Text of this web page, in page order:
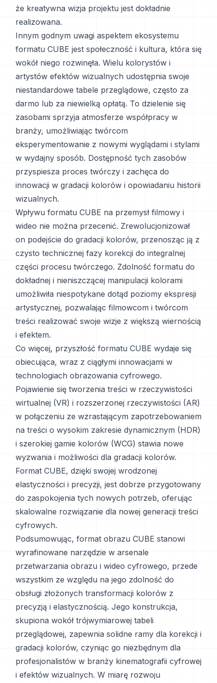
że kreatywna wizja projektu jest dokładnie
realizowana.
Innym godnym uwagi aspektem ekosystemu
formatu CUBE jest społeczność i kultura, która się
wokół niego rozwinęła. Wielu kolorystów i
artystów efektów wizualnych udostępnia swoje
niestandardowe tabele przeglądowe, często za
darmo lub za niewielką opłatą. To dzielenie się
zasobami sprzyja atmosferze współpracy w
branży, umożliwiając twórcom
eksperymentowanie z nowymi wyglądami i stylami
w wydajny sposób. Dostępność tych zasobów
przyspiesza proces twórczy i zachęca do
innowacji w gradacji kolorów i opowiadaniu historii
wizualnych.
Wpływu formatu CUBE na przemysł filmowy i
wideo nie można przecenić. Zrewolucjonizował
on podejście do gradacji kolorów, przenosząc ją z
czysto technicznej fazy korekcji do integralnej
części procesu twórczego. Zdolność formatu do
dokładnej i nieniszczącej manipulacji kolorami
umożliwiła niespotykane dotąd poziomy ekspresji
artystycznej, pozwalając filmowcom i twórcom
treści realizować swoje wizje z większą wiernością
i efektem.
Co więcej, przyszłość formatu CUBE wydaje się
obiecująca, wraz z ciągłymi innowacjami w
technologiach obrazowania cyfrowego.
Pojawienie się tworzenia treści w rzeczywistości
wirtualnej (VR) i rozszerzonej rzeczywistości (AR)
w połączeniu ze wzrastającym zapotrzebowaniem
na treści o wysokim zakresie dynamicznym (HDR)
i szerokiej gamie kolorów (WCG) stawia nowe
wyzwania i możliwości dla gradacji kolorów.
Format CUBE, dzięki swojej wrodzonej
elastyczności i precyzji, jest dobrze przygotowany
do zaspokojenia tych nowych potrzeb, oferując
skalowalne rozwiązanie dla nowej generacji treści
cyfrowych.
Podsumowując, format obrazu CUBE stanowi
wyrafinowane narzędzie w arsenale
przetwarzania obrazu i wideo cyfrowego, przede
wszystkim ze względu na jego zdolność do
obsługi złożonych transformacji kolorów z
precyzją i elastycznością. Jego konstrukcja,
skupiona wokół trójwymiarowej tabeli
przeglądowej, zapewnia solidne ramy dla korekcji i
gradacji kolorów, czyniąc go niezbędnym dla
profesjonalistów w branży kinematografii cyfrowej
i efektów wizualnych. W miarę rozwoju